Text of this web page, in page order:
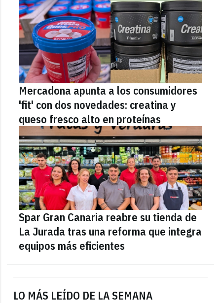
LO MÁS LEÍDO DE LA SEMANA
Mercadona apunta a los consumidores
'fit' con dos novedades: creatina y
queso fresco alto en proteínas
Spar Gran Canaria reabre su tienda de
La Jurada tras una reforma que integra
equipos más eficientes